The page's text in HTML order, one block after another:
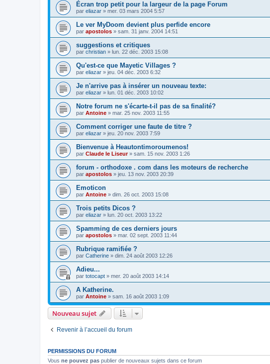
Écran trop petit pour la largeur de la page Forum
par eliazar » mer. 03 mars 2004 5:57
Le ver MyDoom devient plus perfide encore
par apostolos » sam. 31 janv. 2004 14:51
suggestions et critiques
par christian » lun. 22 déc. 2003 15:08
Qu'est-ce que Mayetic Villages ?
par eliazar » jeu. 04 déc. 2003 6:32
Je n'arrive pas à insérer un nouveau texte:
par eliazar » lun. 01 déc. 2003 10:02
Notre forum ne s'écarte-t-il pas de sa finalité?
par Antoine » mar. 25 nov. 2003 11:55
Comment corriger une faute de titre ?
par eliazar » jeu. 20 nov. 2003 7:59
Bienvenue à Heautontimoroumenos!
par Claude le Liseur» sam. 15 nov. 2003 1:26
forum - orthodoxe . com dans les moteurs de recherche
par apostolos » jeu. 13 nov. 2003 20:39
Emoticon
par Antoine » dim. 26 oct. 2003 15:08
Trois petits Dicos ?
par eliazar » lun. 20 oct. 2003 13:22
Spamming de ces derniers jours
par apostolos » mar. 02 sept. 2003 11:44
Rubrique ramifiée ?
par Catherine » dim. 24 août 2003 12:26
Adieu...
par totocapt » mer. 20 août 2003 14:14
A Katherine.
par Antoine » sam. 16 août 2003 1:09
Nouveau sujet
Revenir à l’accueil du forum
PERMISSIONS DU FORUM
Vous ne pouvez pas publier de nouveaux sujets dans ce forum